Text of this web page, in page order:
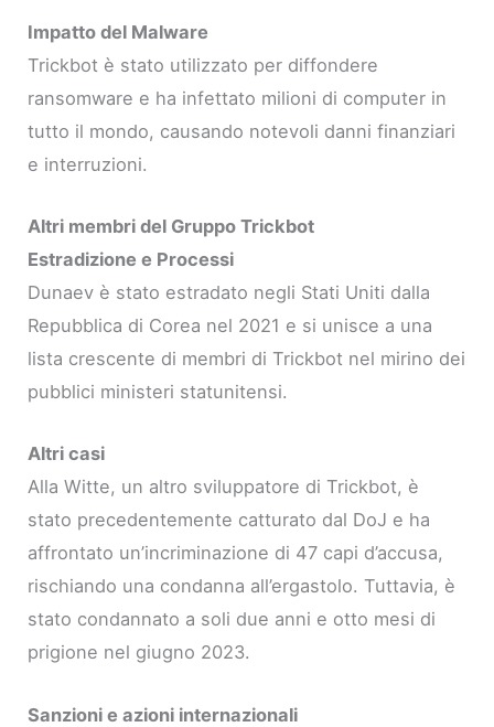
Impatto del Malware
Trickbot è stato utilizzato per diffondere
ransomware e ha infettato milioni di computer in
tutto il mondo, causando notevoli danni finanziari
e interruzioni.
Altri membri del Gruppo Trickbot
Estradizione e Processi
Dunaev è stato estradato negli Stati Uniti dalla
Repubblica di Corea nel 2021 e si unisce a una
lista crescente di membri di Trickbot nel mirino dei
pubblici ministeri statunitensi.
Altri casi
Alla Witte, un altro sviluppatore di Trickbot, è
stato precedentemente catturato dal DoJ e ha
affrontato un’incriminazione di 47 capi d’accusa,
rischiando una condanna all’ergastolo. Tuttavia, è
stato condannato a soli due anni e otto mesi di
prigione nel giugno 2023.
Sanzioni e azioni internazionali